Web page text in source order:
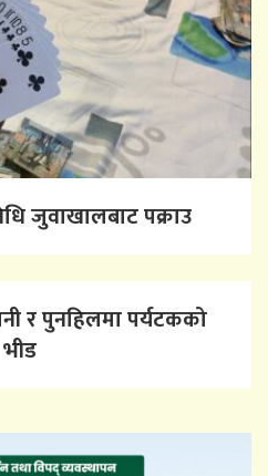
जुवाखालबाट पक्राउ
र पुनहिलमा पर्यटकको
भीड